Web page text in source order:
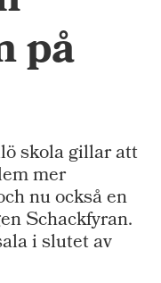
på
skola gillar att
mer
nu också en
Schackfyran.
i slutet av